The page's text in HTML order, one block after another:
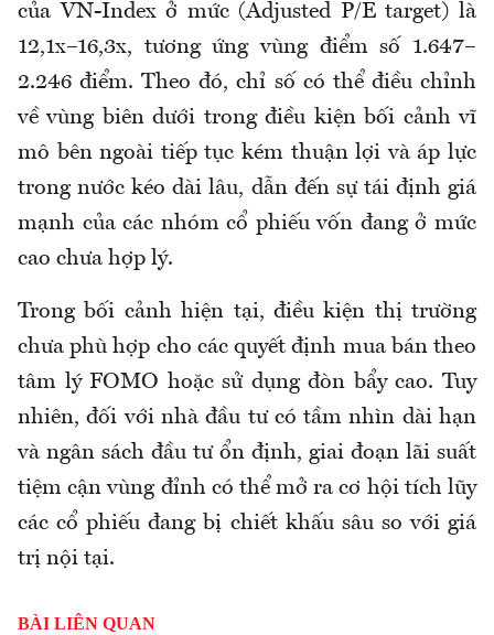
của VN-Index ở mức (Adjusted P/E target) là
12,1x–16,3x, tương ứng vùng điểm số 1.647–
2.246 điểm. Theo đó, chỉ số có thể điều chỉnh
về vùng biên dưới trong điều kiện bối cảnh vĩ
mô bên ngoài tiếp tục kém thuận lợi và áp lực
trong nước kéo dài lâu, dẫn đến sự tái định giá
mạnh của các nhóm cổ phiếu vốn đang ở mức
cao chưa hợp lý.
Trong bối cảnh hiện tại, điều kiện thị trường
chưa phù hợp cho các quyết định mua bán theo
tâm lý FOMO hoặc sử dụng đòn bẩy cao. Tuy
nhiên, đối với nhà đầu tư có tầm nhìn dài hạn
và ngân sách đầu tư ổn định, giai đoạn lãi suất
tiệm cận vùng đỉnh có thể mở ra cơ hội tích lũy
các cổ phiếu đang bị chiết khấu sâu so với giá
trị nội tại.
BÀI LIÊN QUAN